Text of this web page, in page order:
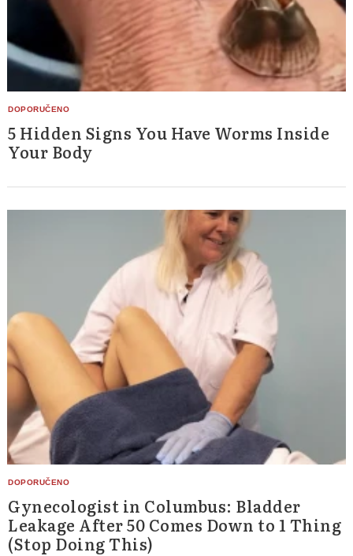
5 Hidden Signs You Have Worms Inside
Your Body
Gynecologist in Columbus: Bladder
Leakage After 50 Comes Down to 1 Thing
(Stop Doing This)